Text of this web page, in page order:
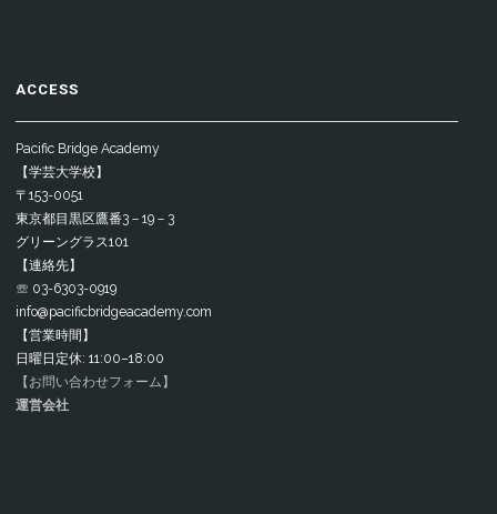
ACCESS
Pacific Bridge Academy
【学芸大学校】
〒153-0051
東京都目黒区鷹番3－19－3
グリーングラス101
【連絡先】
☏ 03-6303-0919
info@pacificbridgeacademy.com
【営業時間】
日曜日定休: 11:00–18:00
【お問い合わせフォーム】
運営会社